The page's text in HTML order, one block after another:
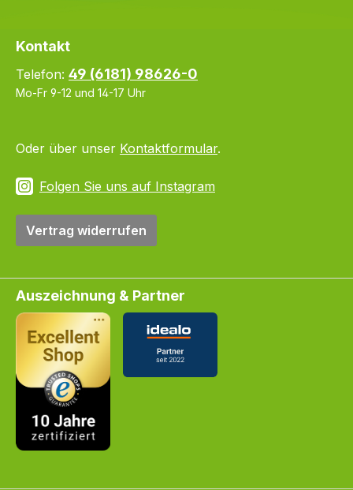
Kontakt
Telefon: 49 (6181) 98626-0
Mo-Fr 9-12 und 14-17 Uhr
Oder über unser Kontaktformular.
Folgen Sie uns auf Instagram
Vertrag widerrufen
Auszeichnung & Partner